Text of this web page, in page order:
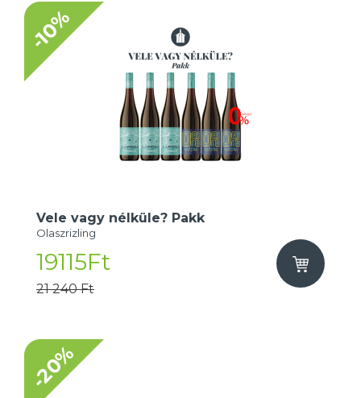
-10%
Vele vagy nélküle? Pakk
Olaszrizling
19115Ft
21 240 Ft
-20%